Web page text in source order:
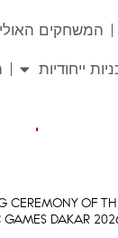
המשחקים
ייחודיות